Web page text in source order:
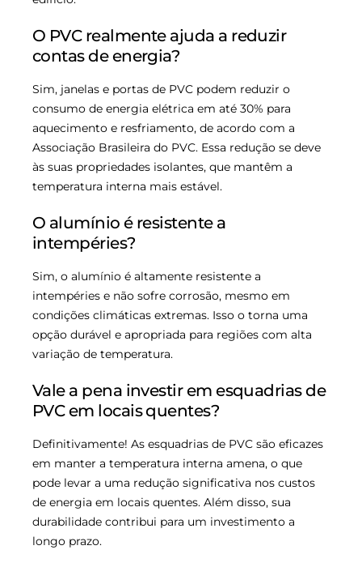
O PVC realmente ajuda a reduzir
contas de energia?
Sim, janelas e portas de PVC podem reduzir o
consumo de energia elétrica em até 30% para
aquecimento e resfriamento, de acordo com a
Associação Brasileira do PVC. Essa redução se deve
às suas propriedades isolantes, que mantêm a
temperatura interna mais estável.
O alumínio é resistente a
intempéries?
Sim, o alumínio é altamente resistente a
intempéries e não sofre corrosão, mesmo em
condições climáticas extremas. Isso o torna uma
opção durável e apropriada para regiões com alta
variação de temperatura.
Vale a pena investir em esquadrias de
PVC em locais quentes?
Definitivamente! As esquadrias de PVC são eficazes
em manter a temperatura interna amena, o que
pode levar a uma redução significativa nos custos
de energia em locais quentes. Além disso, sua
durabilidade contribui para um investimento a
longo prazo.